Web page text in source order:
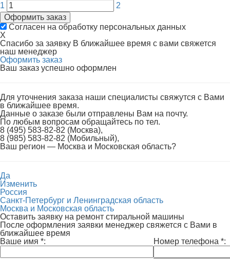
1
2
Оформить заказ
Согласен на обработку персональных данных
X
Спасибо за заявку В ближайшее время с вами свяжется
наш менеджер
Оформить заказ
Ваш заказ успешно оформлен
Для уточнения заказа наши специалисты свяжутся с Вами
в ближайшее время.
Данные о заказе были отправлены Вам на почту.
По любым вопросам обращайтесь по тел.
8 (495) 583-82-82 (Москва),
8 (985) 583-82-82 (Мобильный),
Ваш регион — Москва и Московская область?
Да
Изменить
Россия
Санкт-Петербург и Ленинградская область
Москва и Московская область
Оставить заявку на ремонт стиральной машины
После оформления заявки менеджер свяжется с Вами в
ближайшее время
Ваше имя *: Номер телефона *: